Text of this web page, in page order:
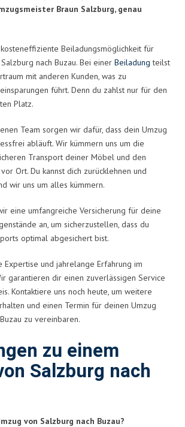
Braun Salzburg, genau
Beiladungsmöglichkeit für
nach Buzau. Bei einer Beiladung teilst
mit anderen Kunden, was zu
führt. Denn du zahlst nur für den
Platz.
Team sorgen wir dafür, dass dein Umzug
abläuft. Wir kümmern uns um die
Transport deiner Möbel und den
Ort. Du kannst dich zurücklehnen und
wir uns um alles kümmern.
eine umfangreiche Versicherung für deine
an, um sicherzustellen, dass du
optimal abgesichert bist.
Expertise und jahrelange Erfahrung im
garantieren dir einen zuverlässigen Service
Kontaktiere uns noch heute, um weitere
und einen Termin für deinen Umzug
zu vereinbaren.
zu einem
Salzburg nach
von Salzburg nach Buzau?